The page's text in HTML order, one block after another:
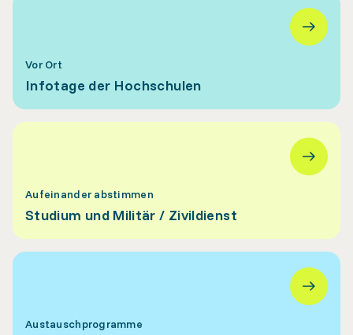
Vor Ort
Infotage der Hochschulen
Aufeinander abstimmen
Studium und Militär / Zivildienst
Austauschprogramme